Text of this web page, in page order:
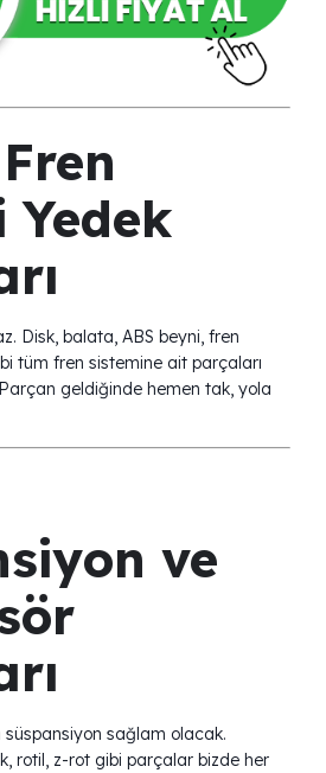
Yedek
Disk, balata, ABS beyni, fren
tüm fren sistemine ait parçaları
geldiğinde hemen tak, yola
ve
sağlam olacak.
rotil, z-rot gibi parçalar bizde her